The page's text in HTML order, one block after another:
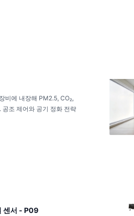
비에 내장해 PM2.5, CO₂,
조 제어와 공기 정화 전략
센서 - P09